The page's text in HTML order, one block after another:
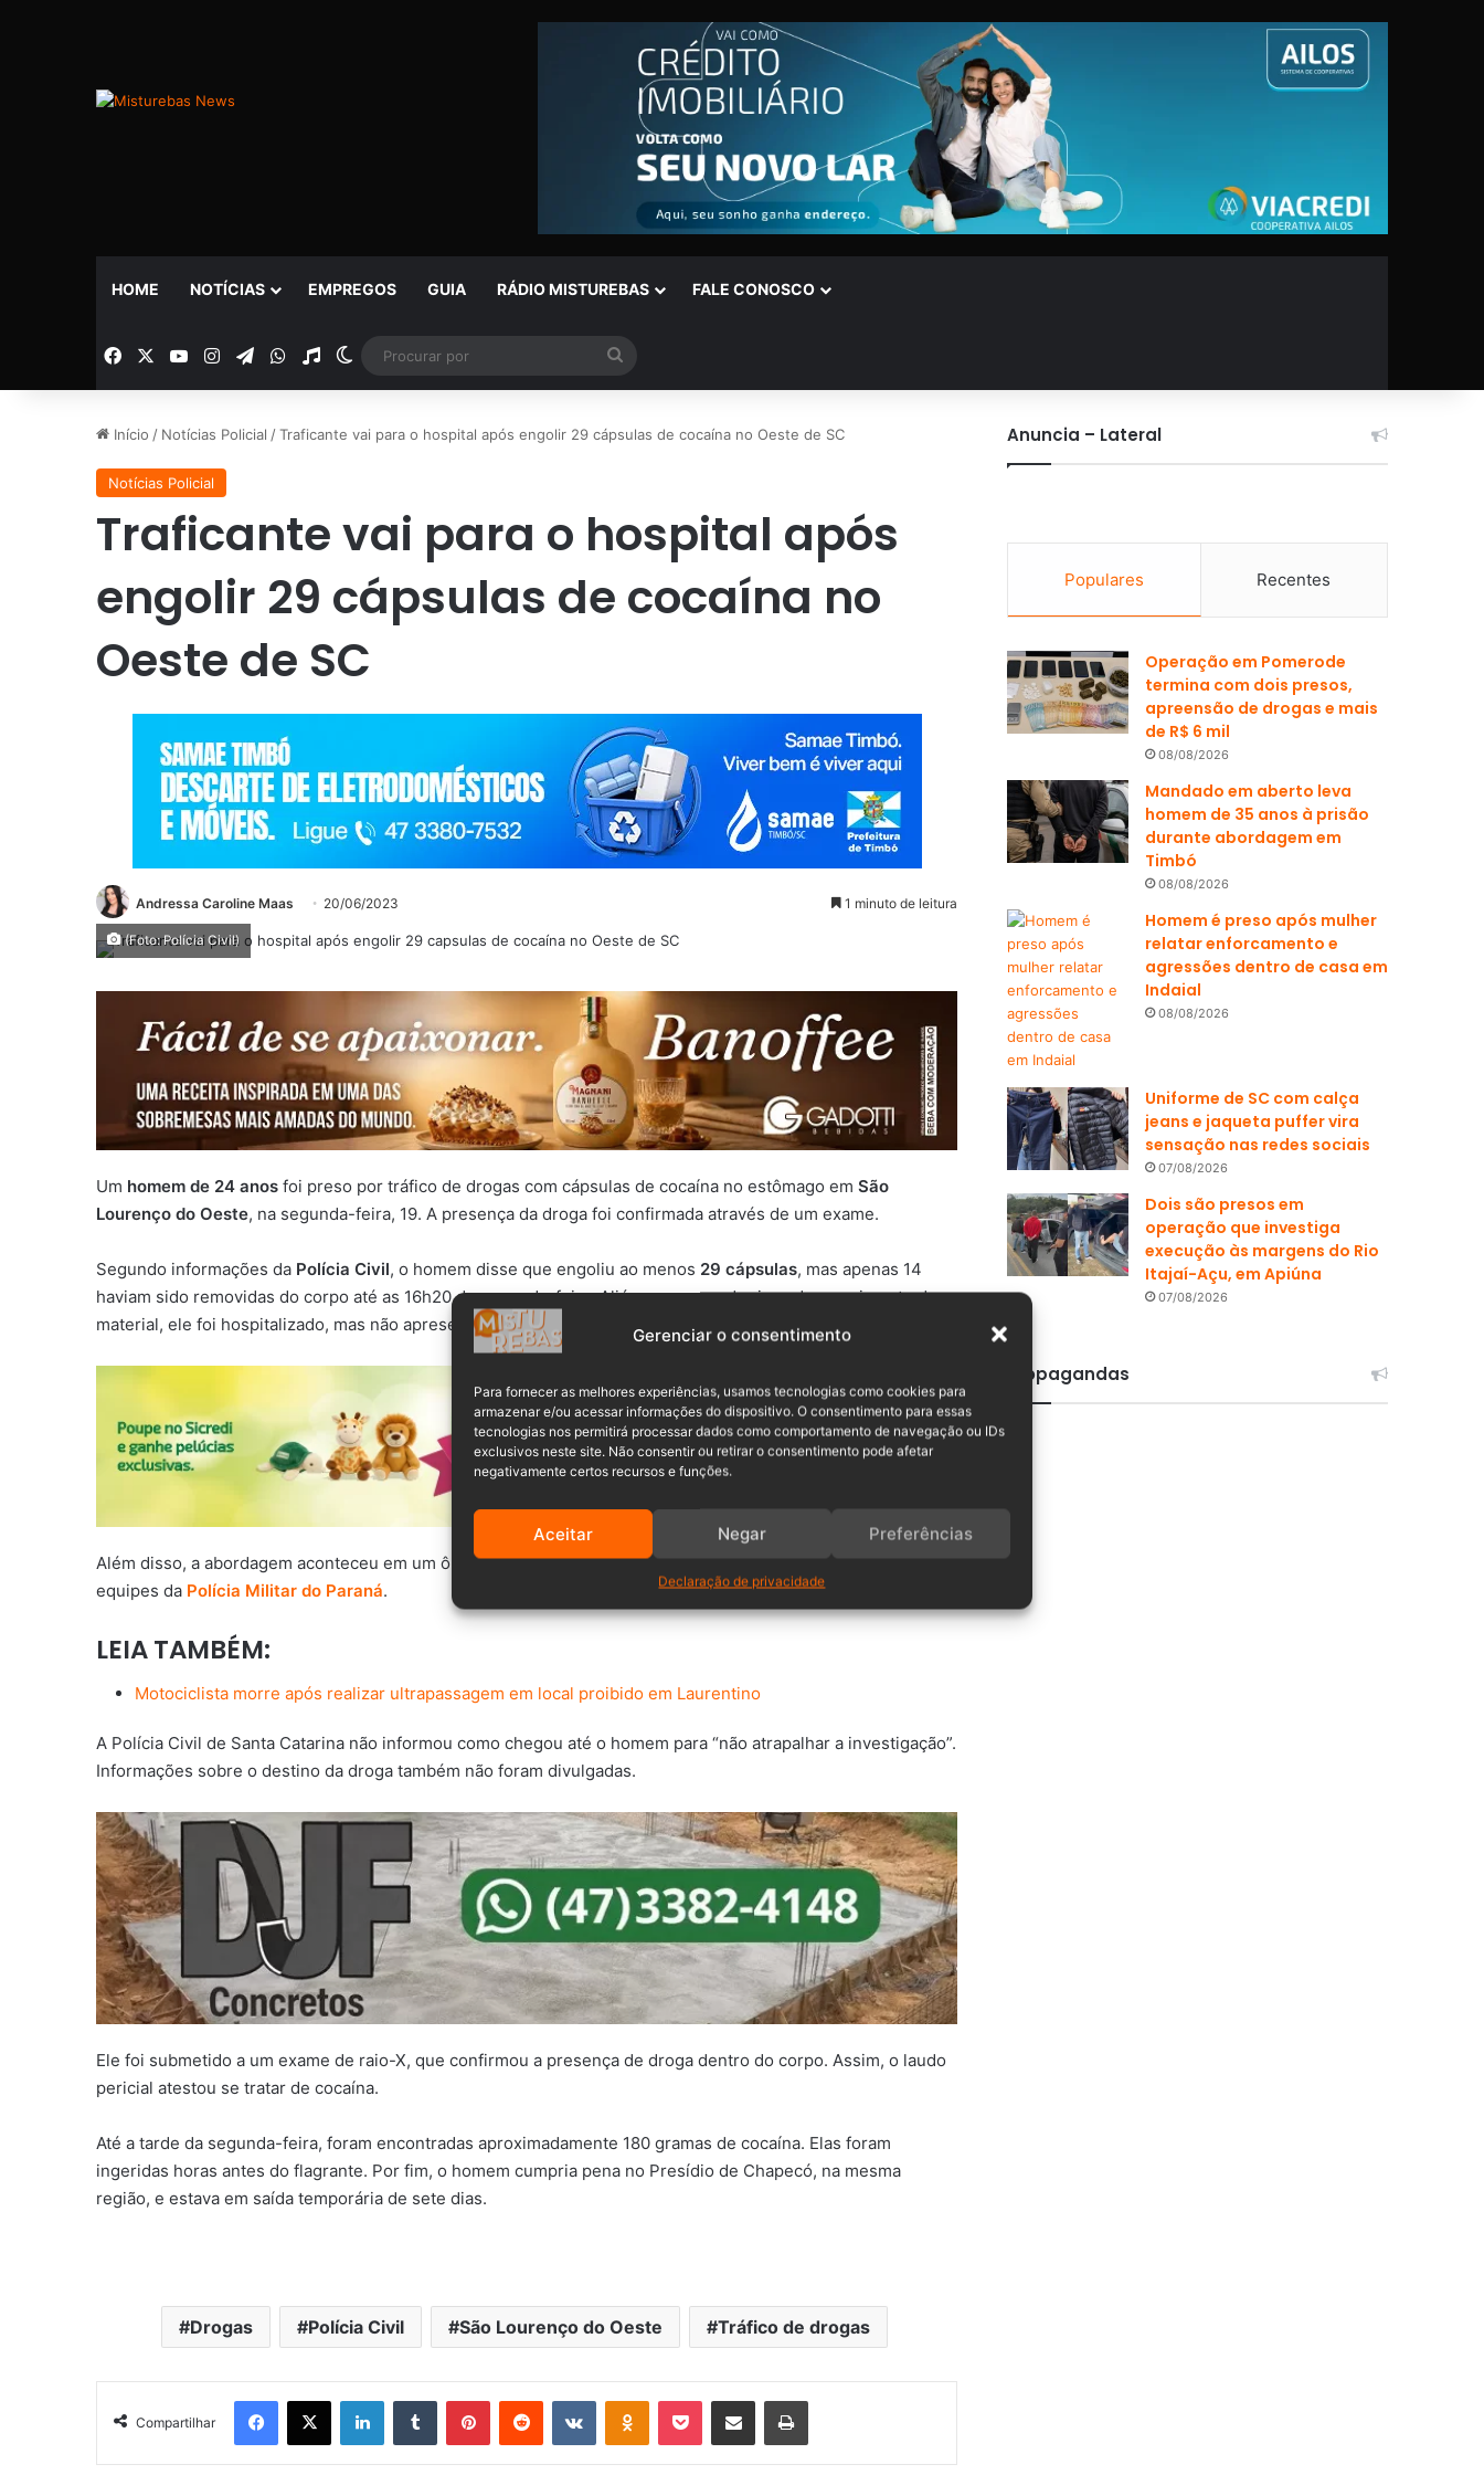
Gerenciar o consentimento
Para fornecer as melhores experiências, usamos tecnologias como cookies para
armazenar e/ou acessar informações do dispositivo. O consentimento para essas
tecnologias nos permitirá processar dados como comportamento de navegação ou IDs
exclusivos neste site. Não consentir ou retirar o consentimento pode afetar
negativamente certos recursos e funções.
Aceitar Negar Preferências
Declaração de privacidade
HOME NOTÍCIAS EMPREGOS GUIA RÁDIO MISTUREBAS FALE CONOSCO
Facebook YouTubeInstagramTelegramWhatsApp
Rádio Switch skin
por
Início / Notícias Policial /Traficante vai para o hospital após engolir 29 cápsulas de cocaína no Oeste de SC
Notícias Policial
Traficante vai para o hospital após
engolir 29 cápsulas de cocaína no
Oeste de SC
Andressa Caroline Maas 20/06/2023 1 minuto de leitura
(Foto: Polícia Civil)
Um homem de 24 anos foi preso por tráfico de drogas com cápsulas de cocaína no estômago em São
Lourenço do Oeste, na segunda-feira, 19. A presença da droga foi confirmada através de um exame.
Segundo informações da Polícia Civil, o homem disse que engoliu ao menos 29 cápsulas, mas apenas 14
haviam sido removidas do corpo até as 16h20 de segunda-feira. Aliás, por causa do risco de rompimento do
material, ele foi hospitalizado, mas não apresentava reações até a última atualização do texto.
Além disso, a abordagem aconteceu em um ônibus, na noite de domingo, 18, após troca de informações com
equipes da Polícia Militar do Paraná.
LEIA TAMBÉM:
Motociclista morre após realizar ultrapassagem em local proibido em Laurentino
A Polícia Civil de Santa Catarina não informou como chegou até o homem para “não atrapalhar a investigação”.
Informações sobre o destino da droga também não foram divulgadas.
Ele foi submetido a um exame de raio-X, que confirmou a presença de droga dentro do corpo. Assim, o laudo
pericial atestou se tratar de cocaína.
Até a tarde da segunda-feira, foram encontradas aproximadamente 180 gramas de cocaína. Elas foram
ingeridas horas antes do flagrante. Por fim, o homem cumpria pena no Presídio de Chapecó, na mesma
região, e estava em saída temporária de sete dias.
Drogas Polícia Civil São Lourenço do Oeste Tráfico de drogas
Compartilhar
Anuncia – Lateral
Populares Recentes
Operação em Pomerode
termina com dois presos,
apreensão de drogas e mais
de R$ 6 mil
08/08/2026
Mandado em aberto leva
homem de 35 anos à prisão
durante abordagem em
Timbó
08/08/2026
Homem é preso após mulher
relatar enforcamento e
agressões dentro de casa em
Indaial
08/08/2026
Uniforme de SC com calça
jeans e jaqueta puffer vira
sensação nas redes sociais
07/08/2026
Dois são presos em
operação que investiga
execução às margens do Rio
Itajaí-Açu, em Apiúna
07/08/2026
Propagandas